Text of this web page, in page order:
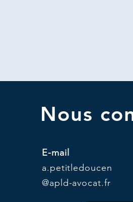
Nous
E-mail
a.petitledoucen
@apld-avocat.fr